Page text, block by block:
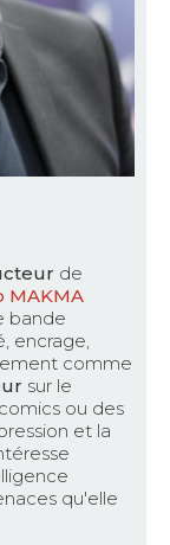
de
MAKMA
bande
encrage,
comme
sur le
ou des
et la
qu'elle